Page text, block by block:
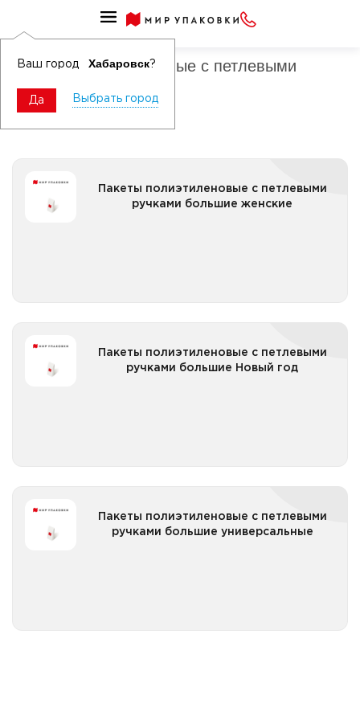
Ваш город Хабаровск?
Да Выбрать город
Пакеты полиэтиленовые с петлевыми
Пакеты полиэтиленовые с петлевыми
ручками большие женские
Пакеты полиэтиленовые с петлевыми ручками
большие женские
Пакеты полиэтиленовые с петлевыми
ручками большие Новый год
Пакеты полиэтиленовые с петлевыми ручками
большие Новый год
Пакеты полиэтиленовые с петлевыми
ручками большие универсальные
Пакеты полиэтиленовые с петлевыми ручками
большие универсальные